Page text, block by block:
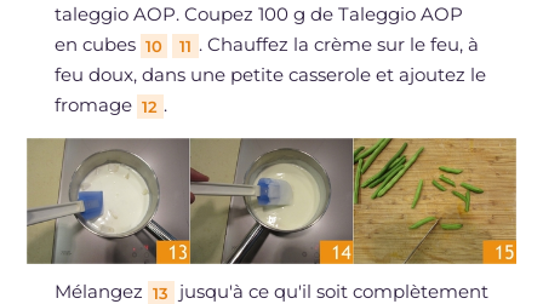
taleggio AOP. Coupez 100 g de Taleggio AOP
en cubes 10 11 . Chauffez la crème sur le feu, à
feu doux, dans une petite casserole et ajoutez le
fromage 12 .
Mélangez 13
jusqu'à ce qu'il soit complètement